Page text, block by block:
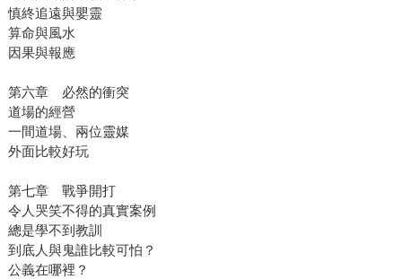
慎終追遠與嬰靈
算命與風水
因果與報應
第六章 必然的衝突
道場的經營
一間道場、兩位靈媒
外面比較好玩
第七章 戰爭開打
令人哭笑不得的真實案例
總是學不到教訓
到底人與鬼誰比較可怕？
公義在哪裡？